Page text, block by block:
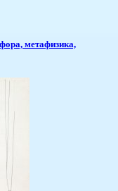
метафизика,